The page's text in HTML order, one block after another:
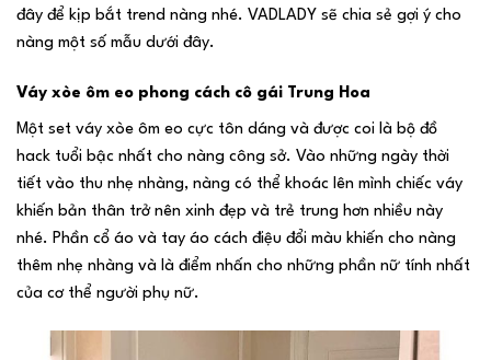
đây để kịp bắt trend nàng nhé. VADLADY sẽ chia sẻ gợi ý cho
nàng một số mẫu dưới đây.
Váy xòe ôm eo phong cách cô gái Trung Hoa
Một set váy xòe ôm eo cực tôn dáng và được coi là bộ đồ
hack tuổi bậc nhất cho nàng công sở. Vào những ngày thời
tiết vào thu nhẹ nhàng, nàng có thể khoác lên mình chiếc váy
khiến bản thân trở nên xinh đẹp và trẻ trung hơn nhiều này
nhé. Phần cổ áo và tay áo cách điệu đổi màu khiến cho nàng
thêm nhẹ nhàng và là điểm nhấn cho những phần nữ tính nhất
của cơ thể người phụ nữ.